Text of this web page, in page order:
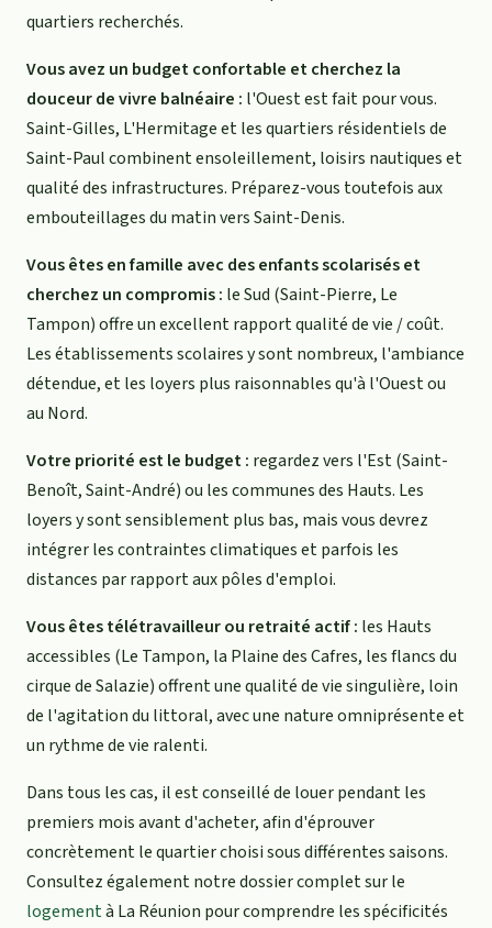
quartiers recherchés.
Vous avez un budget confortable et cherchez la
douceur de vivre balnéaire : l'Ouest est fait pour vous.
Saint-Gilles, L'Hermitage et les quartiers résidentiels de
Saint-Paul combinent ensoleillement, loisirs nautiques et
qualité des infrastructures. Préparez-vous toutefois aux
embouteillages du matin vers Saint-Denis.
Vous êtes en famille avec des enfants scolarisés et
cherchez un compromis : le Sud (Saint-Pierre, Le
Tampon) offre un excellent rapport qualité de vie / coût.
Les établissements scolaires y sont nombreux, l'ambiance
détendue, et les loyers plus raisonnables qu'à l'Ouest ou
au Nord.
Votre priorité est le budget : regardez vers l'Est (Saint-
Benoît, Saint-André) ou les communes des Hauts. Les
loyers y sont sensiblement plus bas, mais vous devrez
intégrer les contraintes climatiques et parfois les
distances par rapport aux pôles d'emploi.
Vous êtes télétravailleur ou retraité actif : les Hauts
accessibles (Le Tampon, la Plaine des Cafres, les flancs du
cirque de Salazie) offrent une qualité de vie singulière, loin
de l'agitation du littoral, avec une nature omniprésente et
un rythme de vie ralenti.
Dans tous les cas, il est conseillé de louer pendant les
premiers mois avant d'acheter, afin d'éprouver
concrètement le quartier choisi sous différentes saisons.
Consultez également notre dossier complet sur le
logementà La Réunion pour comprendre les spécificités